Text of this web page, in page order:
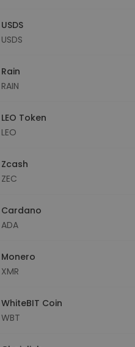
USDS
USDS
Rain
RAIN
LEO Token
LEO
Zcash
ZEC
Cardano
ADA
Monero
XMR
WhiteBIT Coin
WBT